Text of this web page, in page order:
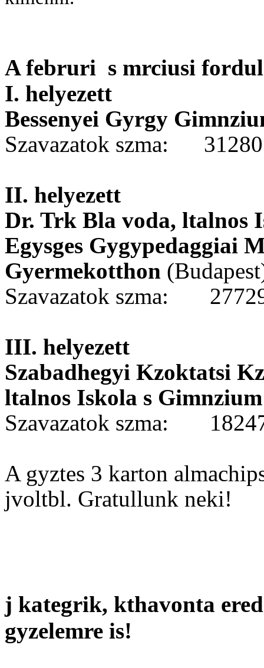
A februri s mrciusi fordul
I. helyezett
Bessenyei Gyrgy
Szavazatok szma:
II. helyezett
Dr. Trk Bla voda, ltalnos
Egysges Gygypedaggiai
Gyermekotthon
Szavazatok szma:
III. helyezett
Szabadhegyi Kzoktatsi
ltalnos Iskola s Gimnzium
Szavazatok szma:
A gyztes 3 karton
jvoltbl. Gratullunk neki!
j kategrik, kthavonta
gyzelemre is!